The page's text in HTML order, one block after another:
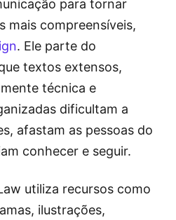
para tornar
mais compreensíveis,
. Ele parte do
textos extensos,
técnica e
dificultam a
afastam as pessoas do
conhecer e seguir.
utiliza recursos como
ilustrações,